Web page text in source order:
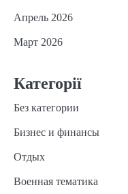
Апрель 2026
Март 2026
Категорії
Без категории
Бизнес и финансы
Отдых
Военная тематика